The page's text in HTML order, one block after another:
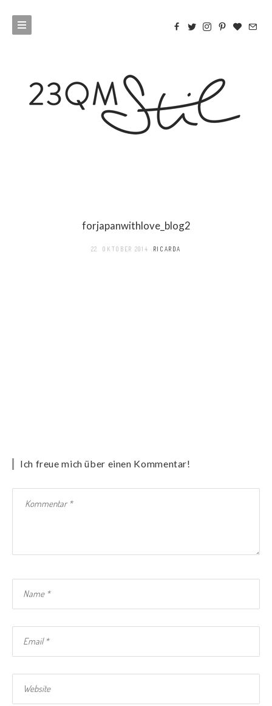
forjapanwithlove_blog2
22. OKTOBER 2014 RICARDA
Ich freue mich über einen Kommentar!